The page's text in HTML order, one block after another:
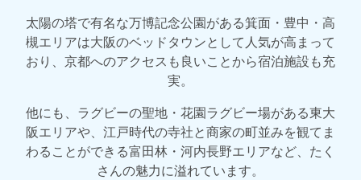
太陽の塔で有名な万博記念公園がある箕面・豊中・高
槻エリアは大阪のベッドタウンとして人気が高まって
おり、京都へのアクセスも良いことから宿泊施設も充
実。
他にも、ラグビーの聖地・花園ラグビー場がある東大
阪エリアや、江戸時代の寺社と商家の町並みを観てま
わることができる富田林・河内長野エリアなど、たく
さんの魅力に溢れています。